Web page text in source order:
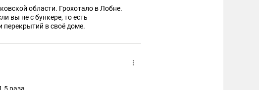
области. Грохотало в Лобне.
вы не с бункере, то есть
перекрытий в своё доме.